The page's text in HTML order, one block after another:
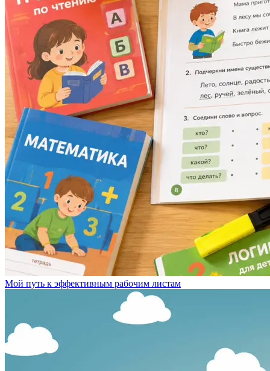
Мой путь к эффективным рабочим листам